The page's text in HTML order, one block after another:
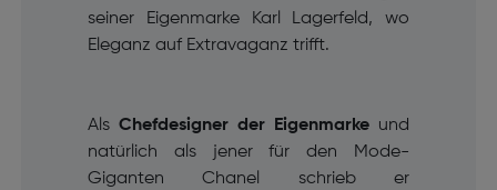
seiner Eigenmarke Karl Lagerfeld, wo
Eleganz auf Extravaganz trifft.
Als Chefdesigner der Eigenmarke und
natürlich als jener für den Mode-
Giganten Chanel schrieb er